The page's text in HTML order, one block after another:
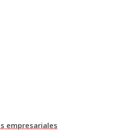
empresariales